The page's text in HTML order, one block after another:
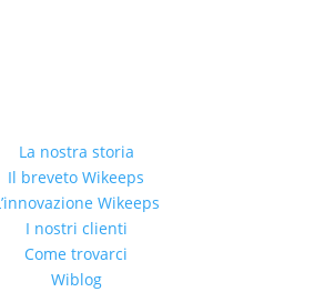
La nostra storia
Il breveto Wikeeps
Wikeeps
I nostri clienti
Come trovarci
Wiblog